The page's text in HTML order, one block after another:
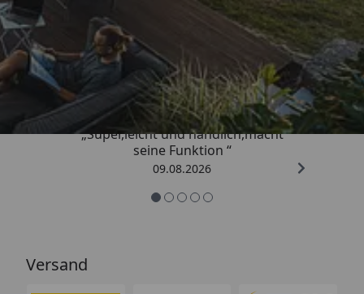
Trusted Shops
4,81/ 5
„Super,leicht und handlich,macht
seine Funktion “
09.08.2026
Versand